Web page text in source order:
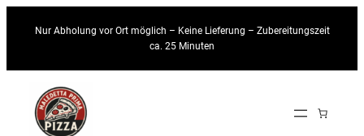
Nur Abholung vor Ort möglich – Keine Lieferung – Zubereitungszeit
ca. 25 Minuten